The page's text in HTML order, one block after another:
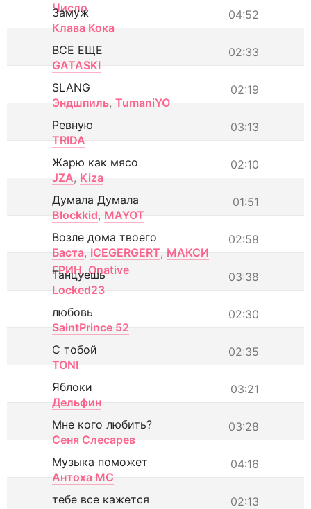
Число
04:52
Замуж
Клава Кока
02:33
ВСЕ ЕЩЕ
GATASKI
02:19
SLANG
Эндшпиль, TumaniYO
03:13
Ревную
TRIDA
02:10
Жарю как мясо
JZA, Kiza
01:51
Думала Думала
Blockkid, MAYOT
02:58
Возле дома твоего
Баста, ICEGERGERT, МАКСИ
ГРИН, Onative 03:38
Танцуешь
Locked23
02:30
любовь
SaintPrince 52
02:35
С тобой
TONI
03:21
Яблоки
Дельфин
03:28
Мне кого любить?
Сеня Слесарев
04:16
Музыка поможет
Антоха МС
02:13
тебе все кажется